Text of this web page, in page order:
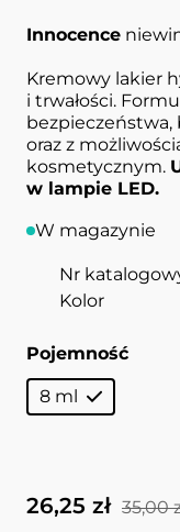
Innocence
Kremowy lakier
i trwałości.
bezpieczeństwa,
oraz z
kosmetycznym.
w lampie LED.
W magazynie
Nr
Kolor
Pojemność
8 ml
35,00
26,25 zł